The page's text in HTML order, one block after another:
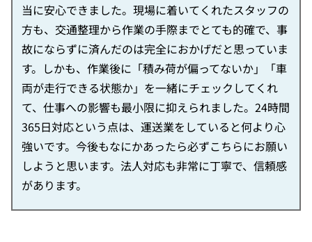
当に安心できました。現場に着いてくれたスタッフの
方も、交通整理から作業の手際までとても的確で、事
故にならずに済んだのは完全におかげだと思っていま
す。しかも、作業後に「積み荷が偏ってないか」「車
両が走行できる状態か」を一緒にチェックしてくれ
て、仕事への影響も最小限に抑えられました。24時間
365日対応という点は、運送業をしていると何より心
強いです。今後もなにかあったら必ずこちらにお願い
しようと思います。法人対応も非常に丁寧で、信頼感
があります。